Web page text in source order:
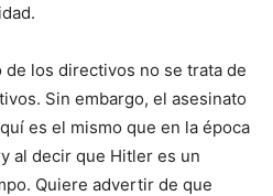
los directivos no se trata de
Sin embargo, el asesinato
es el mismo que en la época
al decir que Hitler es un
Quiere advertir de que